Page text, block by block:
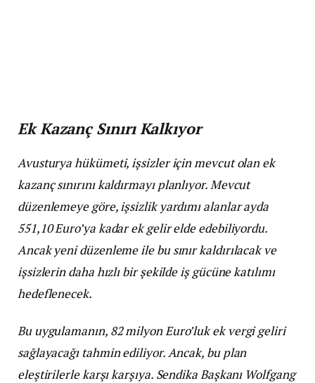
Ek Kazanç Sınırı Kalkıyor
Avusturya hükümeti, işsizler için mevcut olan ek
kazanç sınırını kaldırmayı planlıyor. Mevcut
düzenlemeye göre, işsizlik yardımı alanlar ayda
551,10 Euro’ya kadar ek gelir elde edebiliyordu.
Ancak yeni düzenleme ile bu sınır kaldırılacak ve
işsizlerin daha hızlı bir şekilde iş gücüne katılımı
hedeflenecek.
Bu uygulamanın, 82 milyon Euro’luk ek vergi geliri
sağlayacağı tahmin ediliyor. Ancak, bu plan
eleştirilerle karşı karşıya. Sendika Başkanı Wolfgang